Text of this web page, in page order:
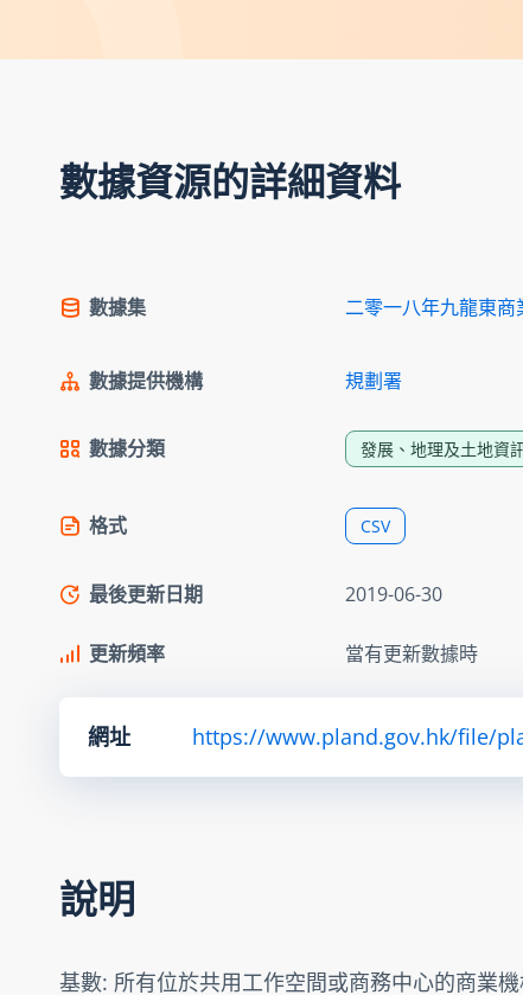
數據資源的詳細資料
數據集 二零一八年九龍東
數據提供機構 規劃署
數據分類 發展、地理及土地資訊
格式 CSV
最後更新日期 2019-06-30
更新頻率 當有更新數據時
網址 https://www.pland.gov.hk/file/
說明
基數: 所有位於共用工作空間或商務中心的商業